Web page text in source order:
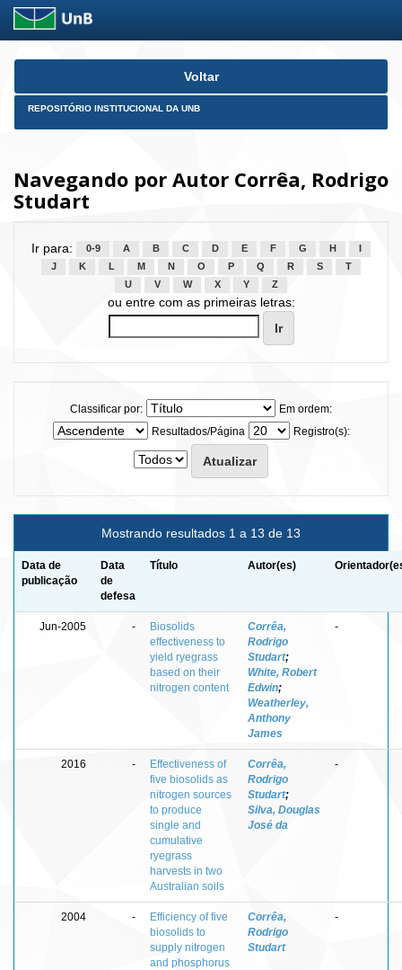
Skip
Voltar
REPOSITÓRIO INSTITUCIONAL DA UNB
Navegando por Autor Corrêa, Rodrigo
Studart
Ir para: 0-9 A B C D E F G H
J
K L M N O P Q R S
T
U
V W X Y Z
ou entre com as primeiras letras:
Classificar por:
Em ordem:
Resultados/Página
Registro(s):
Mostrando resultados 1 a 13 de 13
Data de
publicação
Data
de
defesa
Título Autor(es)
Jun-2005 -
Biosolids
effectiveness to
yield ryegrass
based on their
nitrogen content
Corrêa,
Rodrigo
Studart;
White, Robert
Edwin;
Weatherley,
Anthony
James
-
2016 -
Effectiveness of
five biosolids as
nitrogen sources
to produce
single and
cumulative
ryegrass
harvests in two
Australian soils
Corrêa,
Rodrigo
Studart;
Silva, Douglas
José da
-
2004 -
Efficiency of five
biosolids to
supply nitrogen
and phosphorus
Corrêa,
Rodrigo
Studart
-